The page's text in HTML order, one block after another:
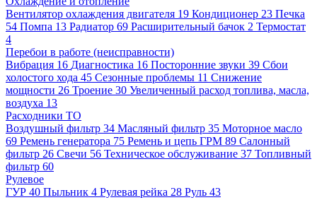
Вентилятор охлаждения двигателя 19 Кондиционер 23 Печка
54 Помпа 13 Радиатор 69 Расширительный бачок 2 Термостат
4
Перебои в работе (неисправности)
Вибрация 16 Диагностика 16 Посторонние звуки 39 Сбои
холостого хода 45 Сезонные проблемы 11 Снижение
мощности 26 Троение 30 Увеличенный расход топлива, масла,
воздуха 13
Расходники ТО
Воздушный фильтр 34 Масляный фильтр 35 Моторное масло
69 Ремень генератора 75 Ремень и цепь ГРМ 89 Салонный
фильтр 26 Свечи 56 Техническое обслуживание 37 Топливный
фильтр 60
Рулевое
ГУР 40 Пыльник 4 Рулевая рейка 28 Руль 43